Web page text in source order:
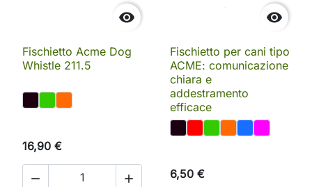

Fischietto Acme Dog
Whistle 211.5
16,90 €
 

Fischietto per cani tipo
ACME: comunicazione
chiara e
addestramento
efficace
6,50 €